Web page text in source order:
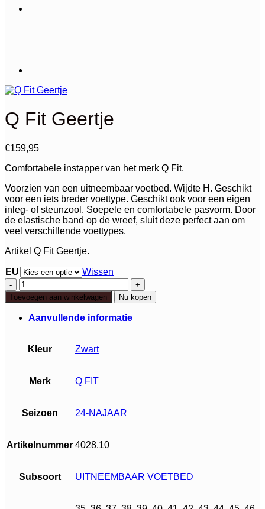
Q Fit Geertje
€159,95
Comfortabele instapper van het merk Q Fit.
Voorzien van een uitneembaar voetbed. Wijdte H. Geschikt
voor een iets breder voettype. Geschikt ook voor een eigen
inleg- of steunzool. Soepele en comfortabele pasvorm. Door
de elastische band op de wreef, sluit deze perfect aan om
veel verschillende voettypes.
Artikel Q Fit Geertje.
EU
Wissen
Q
Fit
Geertje
aantal
Toevoegen aan winkelwagen Nu kopen
Aanvullende informatie
Kleur Zwart
Merk Q FIT
Seizoen 24-NAJAAR
Artikelnummer 4028.10
Subsoort UITNEEMBAAR VOETBED